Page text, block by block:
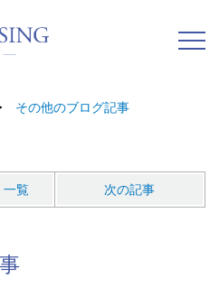
その他のブログ記事
一覧 次の記事